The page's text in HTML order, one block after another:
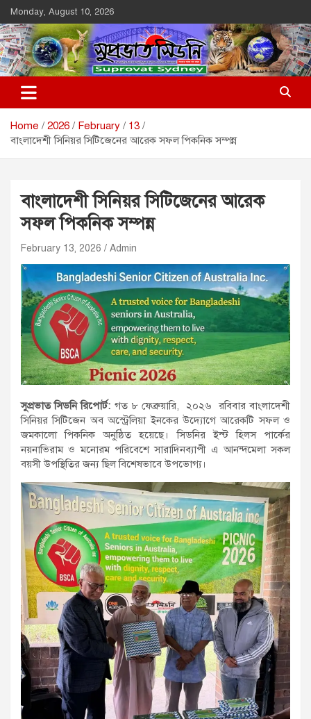
Skip
to
content
Monday, August 10, 2026
Suprovat Sydney
The Leading Bangladesh Community Newspaper In Australia
Home 2026 February
13
বাংলাদেশী সিনিয়র সিটিজেনের আরেক সফল পিকনিক সম্পন্ন
বাংলাদেশী সিনিয়র সিটিজেনের আরেক
সফল পিকনিক সম্পন্ন
February 13, 2026 Admin
সুপ্রভাত সিডনি রিপোর্ট: গত ৮ ফেব্রুয়ারি, ২০২৬ রবিবার বাংলাদেশী
সিনিয়র সিটিজেন অব অস্ট্রেলিয়া ইনকের উদ্যোগে আরেকটি সফল ও
জমকালো পিকনিক অনুষ্ঠিত হয়েছে। সিডনির ইস্ট হিলস পার্কের
নয়নাভিরাম ও মনোরম পরিবেশে সারাদিনব্যাপী এ আনন্দমেলা সকল
বয়সী উপস্থিতির জন্য ছিল বিশেষভাবে উপভোগ্য।